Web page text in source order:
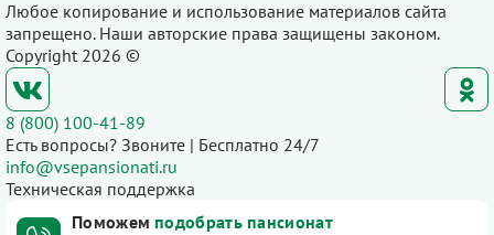
Любое копирование и использование материалов сайта
запрещено. Наши авторские права защищены законом.
Copyright 2026 ©
8 (800) 100-41-89
Есть вопросы? Звоните | Бесплатно 24/7
info@vsepansionati.ru
Техническая поддержка
Поможем подобрать пансионат